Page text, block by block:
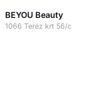
BEYOU Beauty
1066 Teréz krt 56/c